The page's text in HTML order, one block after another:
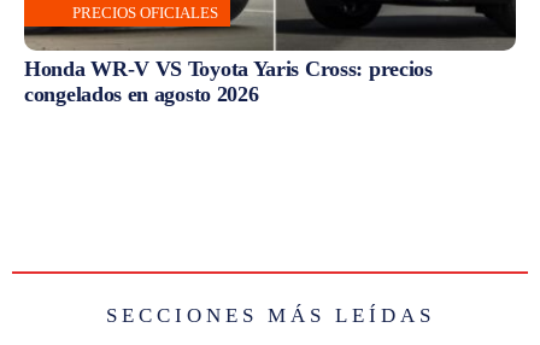
PRECIOS OFICIALES
Honda WR-V VS Toyota Yaris Cross: precios
congelados en agosto 2026
SECCIONES MÁS LEÍDAS